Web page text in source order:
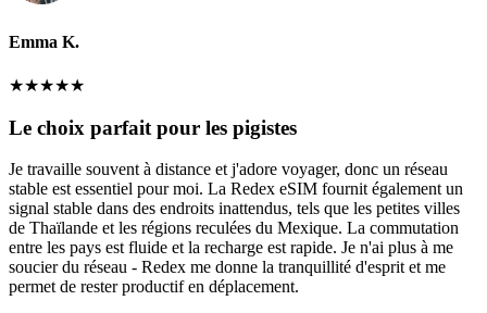
Emma K.
★★★★★
Le choix parfait pour les pigistes
Je travaille souvent à distance et j'adore voyager, donc un réseau
stable est essentiel pour moi. La Redex eSIM fournit également un
signal stable dans des endroits inattendus, tels que les petites villes
de Thaïlande et les régions reculées du Mexique. La commutation
entre les pays est fluide et la recharge est rapide. Je n'ai plus à me
soucier du réseau - Redex me donne la tranquillité d'esprit et me
permet de rester productif en déplacement.